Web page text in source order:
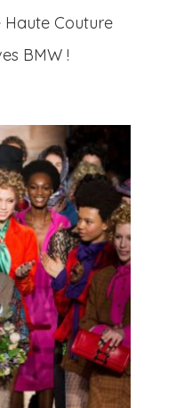
Haute Couture
BMW !